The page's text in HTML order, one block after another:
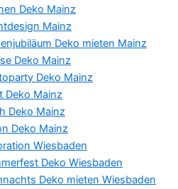
Deko Mainz
Mainz
Deko mieten Mainz
Deko Mainz
Deko Mainz
Deko Mainz
Deko Mainz
Deko Mainz
Wiesbaden
Deko Wiesbaden
Deko mieten Wiesbaden